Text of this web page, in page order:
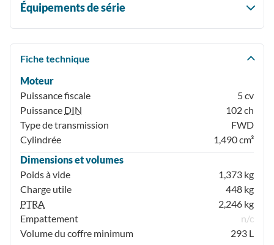
Équipements de série
Fiche technique
Moteur
Puissance fiscale
5 cv
Puissance DIN
102 ch
Type de transmission
FWD
Cylindrée
1,490 cm³
Dimensions et volumes
Poids à vide
1,373 kg
Charge utile
448 kg
PTRA
2,246 kg
Empattement
n/c
Volume du coffre minimum
293 L